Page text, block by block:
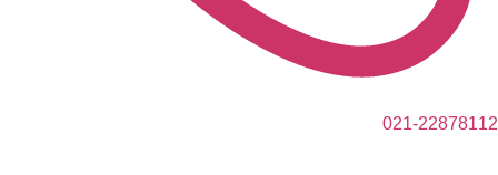
021-22878112